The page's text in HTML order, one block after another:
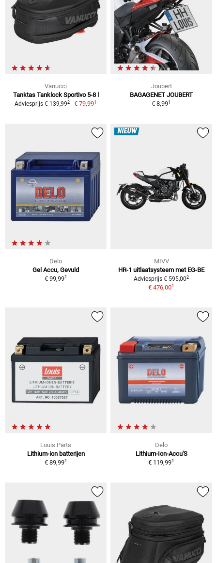
Vanucci
Tanktas Tanklock Sportivo 5-8 l
Adviesprijs € 139,992 € 79,991
Joubert
BAGAGENET JOUBERT
€ 8,991
Delo
Gel Accu, Gevuld
€ 99,991
NIEUW
MIVV
HR-1 uitlaatsysteem met EG-BE
Adviesprijs € 595,002
€ 476,001
Louis Parts
Lithium-ion batterijen
€ 89,991
Delo
Lithium-Ion-Accu'S
€ 119,991